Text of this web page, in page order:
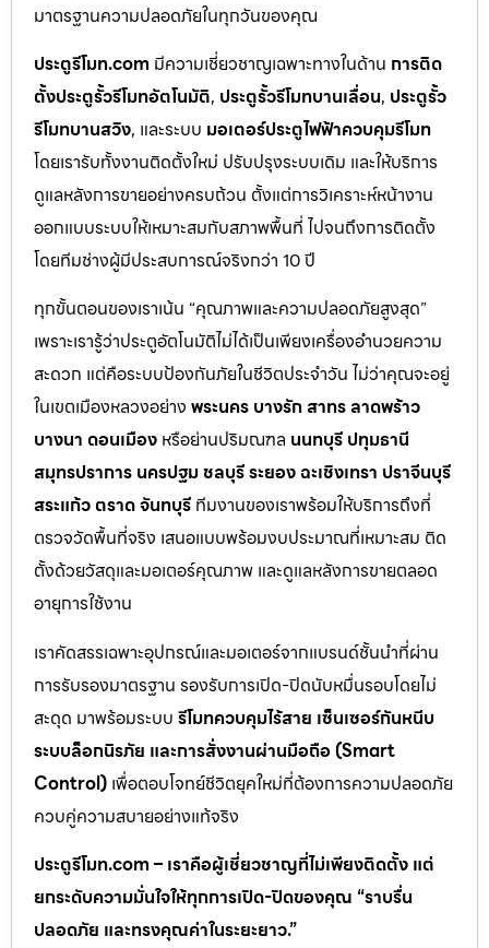
มาตรฐานความปลอดภัยในทุกวันของคุณ
ประตูรีโมท.com มีความเชี่ยวชาญเฉพาะทางในด้าน การติด
ตั้งประตูรั้วรีโมทอัตโนมัติ, ประตูรั้วรีโมทบานเลื่อน, ประตูรั้ว
รีโมทบานสวิง, และระบบ มอเตอร์ประตูไฟฟ้าควบคุมรีโมท
โดยเรารับทั้งงานติดตั้งใหม่ ปรับปรุงระบบเดิม และให้บริการ
ดูแลหลังการขายอย่างครบถ้วน ตั้งแต่การวิเคราะห์หน้างาน
ออกแบบระบบให้เหมาะสมกับสภาพพื้นที่ ไปจนถึงการติดตั้ง
โดยทีมช่างผู้มีประสบการณ์จริงกว่า 10 ปี
ทุกขั้นตอนของเราเน้น “คุณภาพและความปลอดภัยสูงสุด”
เพราะเรารู้ว่าประตูอัตโนมัติไม่ได้เป็นเพียงเครื่องอำนวยความ
สะดวก แต่คือระบบป้องกันภัยในชีวิตประจำวัน ไม่ว่าคุณจะอยู่
ในเขตเมืองหลวงอย่าง พระนคร บางรัก สาทร ลาดพร้าว
บางนา ดอนเมือง หรือย่านปริมณฑล นนทบุรี ปทุมธานี
สมุทรปราการ นครปฐม ชลบุรี ระยอง ฉะเชิงเทรา ปราจีนบุรี
สระแก้ว ตราด จันทบุรี ทีมงานของเราพร้อมให้บริการถึงที่
ตรวจวัดพื้นที่จริง เสนอแบบพร้อมงบประมาณที่เหมาะสม ติด
ตั้งด้วยวัสดุและมอเตอร์คุณภาพ และดูแลหลังการขายตลอด
อายุการใช้งาน
เราคัดสรรเฉพาะอุปกรณ์และมอเตอร์จากแบรนด์ชั้นนำที่ผ่าน
การรับรองมาตรฐาน รองรับการเปิด-ปิดนับหมื่นรอบโดยไม่
สะดุด มาพร้อมระบบ รีโมทควบคุมไร้สาย เซ็นเซอร์กันหนีบ
ระบบล็อกนิรภัย และการสั่งงานผ่านมือถือ (Smart
Control) เพื่อตอบโจทย์ชีวิตยุคใหม่ที่ต้องการความปลอดภัย
ควบคู่ความสบายอย่างแท้จริง
ประตูรีโมท.com – เราคือผู้เชี่ยวชาญที่ไม่เพียงติดตั้ง แต่
ยกระดับความมั่นใจให้ทุกการเปิด-ปิดของคุณ “ราบรื่น
ปลอดภัย และทรงคุณค่าในระยะยาว.”